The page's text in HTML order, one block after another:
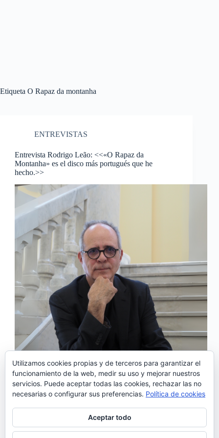
Etiqueta O Rapaz da montanha
ENTREVISTAS
Entrevista Rodrigo Leão: <<«O Rapaz da
Montanha» es el disco más portugués que he
hecho.>>
La trayectoria de Rodrigo Leão, marcada por una
sensibilidad melódica distintiva y una exploración
constante de atmósferas evocadoras, alcanza un
nuevo capítulo con la presentación de «O Rapaz da
Montanha» (El Chico de la Montaña). Este álbum,
que ve la…
Noemí Sánchez
25/04/2025
Utilizamos cookies propias y de terceros para garantizar el
funcionamiento de la web, medir su uso y mejorar nuestros
servicios. Puede aceptar todas las cookies, rechazar las no
necesarias o configurar sus preferencias. Política de cookies
Aceptar todo